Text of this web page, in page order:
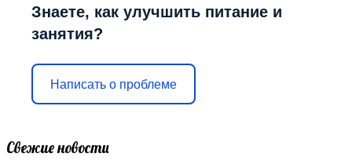
Знаете, как улучшить питание и
занятия?
Написать о проблеме
Свежие новости